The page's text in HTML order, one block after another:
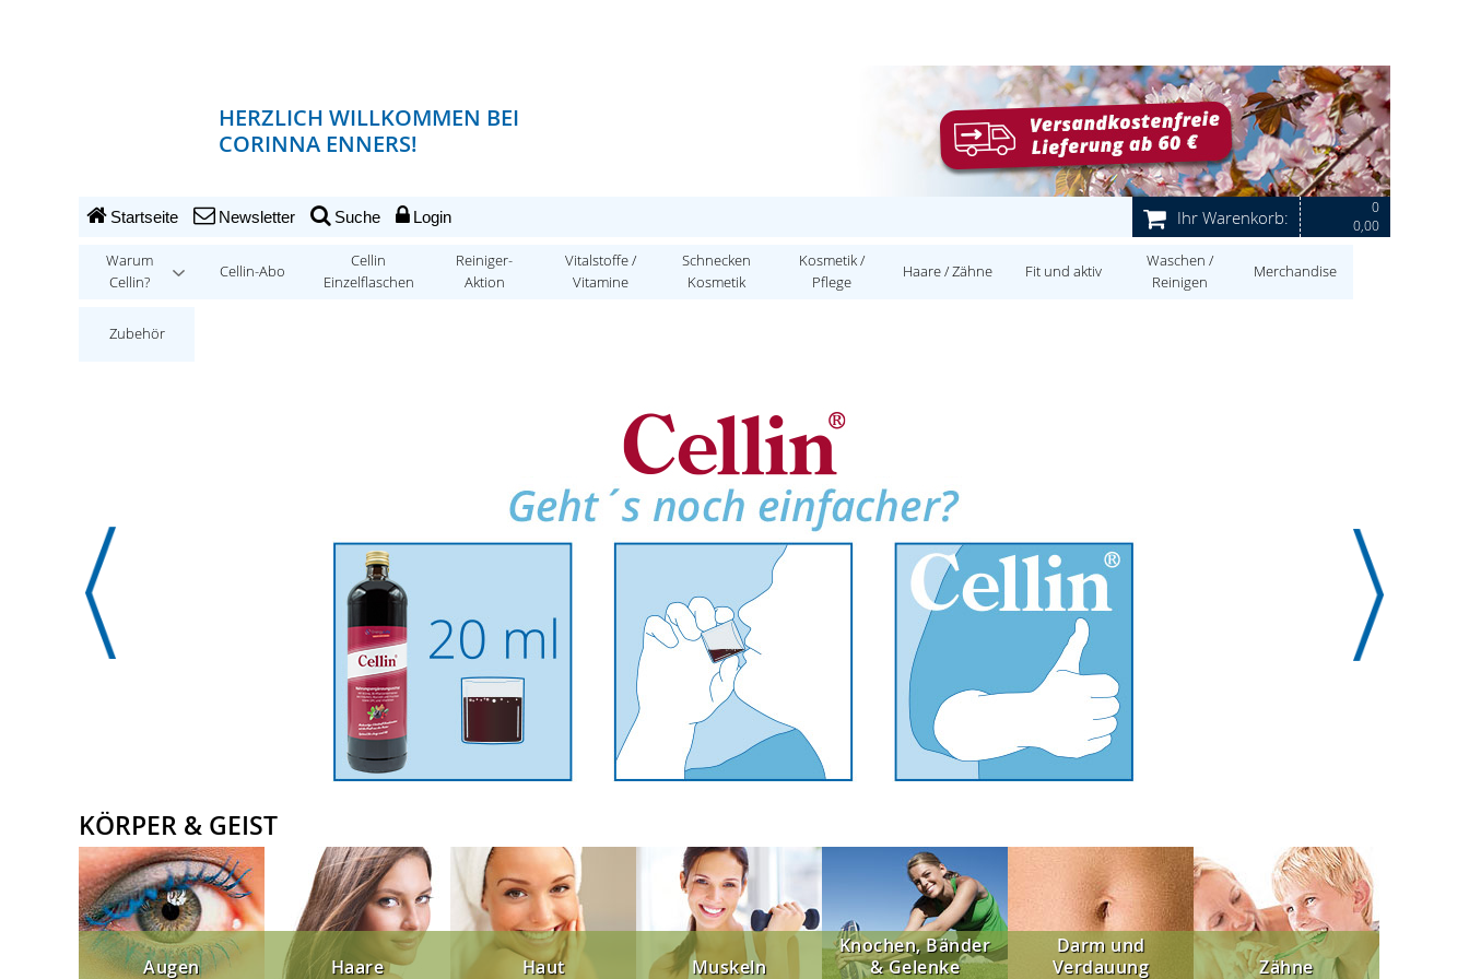
HERZLICH WILLKOMMEN BEI
CORINNA ENNERS!
Ihr Warenkorb:
0
0,00
Startseite Newsletter Suche Login
Warum
Cellin?
Cellin-Abo
Cellin
Einzelflaschen
Reiniger-
Aktion
Vitalstoffe /
Vitamine
Schnecken
Kosmetik
Kosmetik /
Pflege
Haare / Zähne Fit und aktiv
Waschen /
Reinigen
Merchandise
Zubehör
KÖRPER & GEIST
Augen Haare Haut Muskeln
Knochen, Bänder
& Gelenke
Darm und
Verdauung
Zähne